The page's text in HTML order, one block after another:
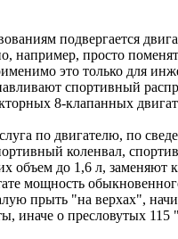
подвергается
например, просто
это только для
спортивный
8-клапанных
по двигателю, по
коленвал,
объем до 1,6 л,
мощность
прыть "на верхах",
иначе о пресловутых